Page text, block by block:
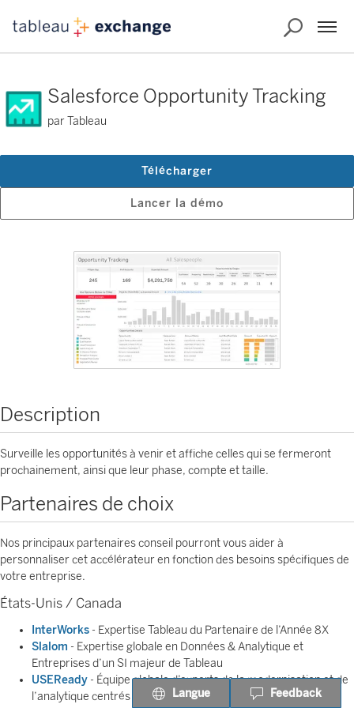
Salesforce Opportunity Tracking
par Tableau
Lancer la démo
Télécharger
Description
Surveille les opportunités à venir et affiche celles qui se fermeront
prochainement, ainsi que leur phase, compte et taille.
Partenaires de choix
Nos principaux partenaires conseil pourront vous aider à
personnaliser cet accélérateur en fonction des besoins spécifiques de
votre entreprise.
États-Unis / Canada
InterWorks - Expertise Tableau du Partenaire de l’Année 8X
Slalom - Expertise globale en Données & Analytique et
Entreprises d’un SI majeur de Tableau
USEReady - Équipe globale d’experts de la modernisation et de
l’analytique centrés sur les services financiers
Langue Feedback